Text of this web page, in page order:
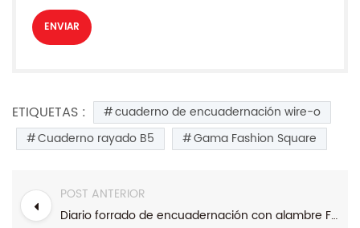
ETIQUETAS :
cuaderno de encuadernación wire-o
Cuaderno rayado B5
Gama Fashion Square
POST ANTERIOR
Diario forrado de encuadernación con alambre Fashion Kraft Range B5